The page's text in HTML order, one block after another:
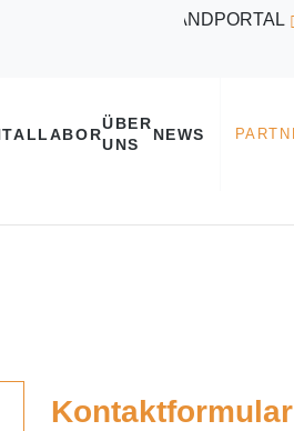
VERSANDPORTAL
Kontaktformular